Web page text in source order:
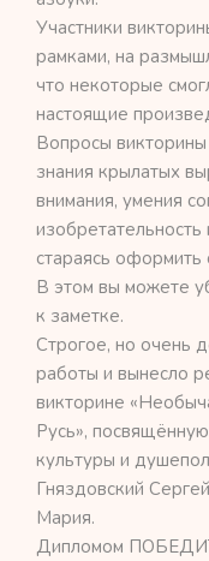
Участники
рамками, на
что некоторые
настоящие
Вопросы викторины
знания крылатых
внимания, умения
стараясь
В этом вы можете
к заметке.
Строгое, но очень
работы и вынесло
викторине
Русь»,
культуры и
Гняздовский
Мария.
Дипломом